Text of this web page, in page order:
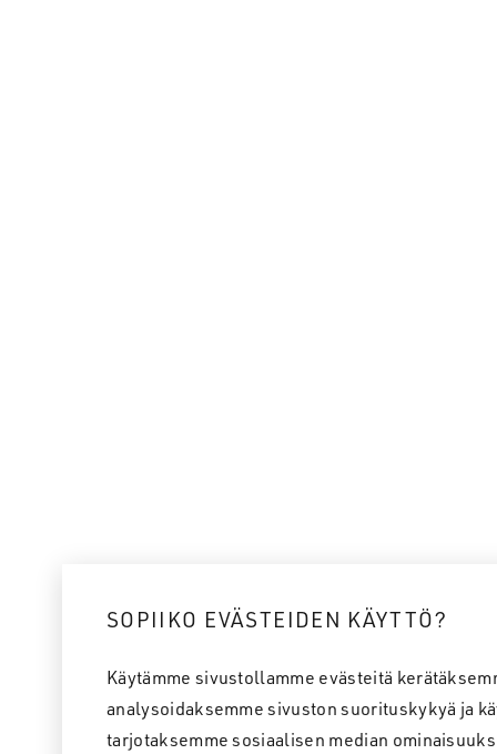
SOPIIKO EVÄSTEIDEN KÄYTTÖ?
Käytämme sivustollamme evästeitä
analysoidaksemme sivuston suorituskykyä ja
tarjotaksemme sosiaalisen median